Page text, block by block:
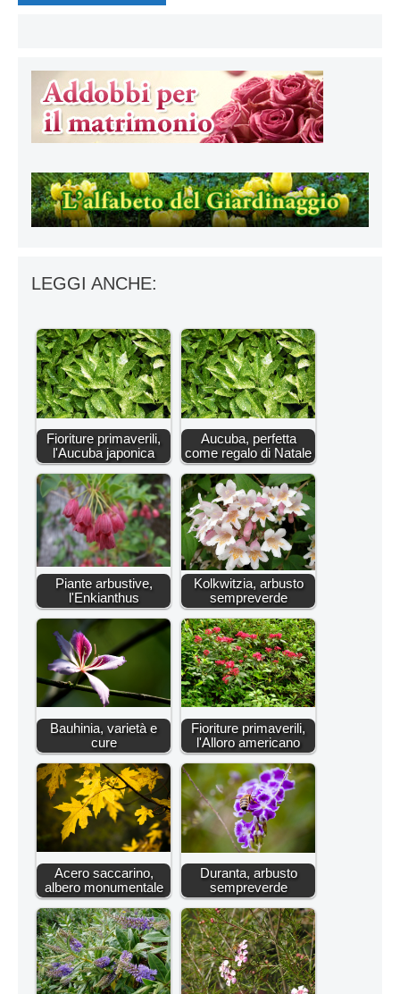
LEGGI ANCHE:
Fioriture primaverili,
l'Aucuba japonica
Aucuba, perfetta
come regalo di Natale
Piante arbustive,
l'Enkianthus
Kolkwitzia, arbusto
sempreverde
Bauhinia, varietà e
cure
Fioriture primaverili,
l'Alloro americano
Acero saccarino,
albero monumentale
Duranta, arbusto
sempreverde